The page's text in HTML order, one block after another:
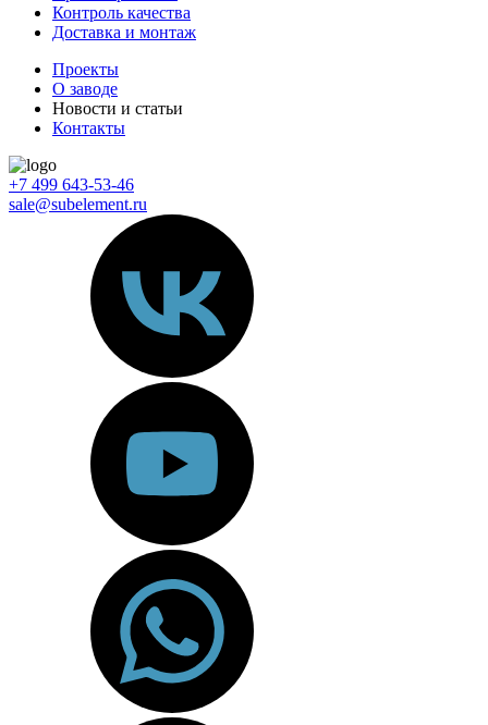
Контроль качества
Доставка и монтаж
Проекты
О заводе
Новости и статьи
Контакты
+7 499 643-53-46
sale@subelement.ru